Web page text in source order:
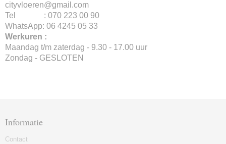
cityvloeren@gmail.com
Tel : 070 223 00 90
WhatsApp: 06 4245 05 33
Werkuren :
Maandag t/m zaterdag - 9.30 - 17.00 uur
Zondag - GESLOTEN
Informatie
Contact